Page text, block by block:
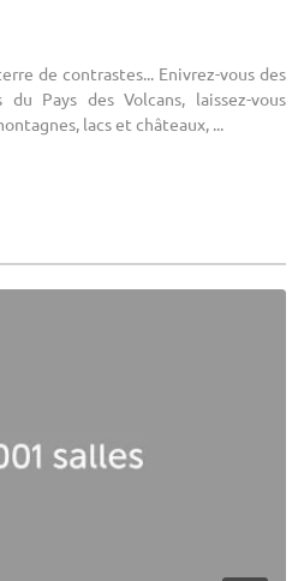
de contrastes... Enivrez-vous des
Pays des Volcans, laissez-vous
lacs et châteaux, ...